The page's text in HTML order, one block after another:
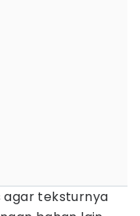
agar teksturnya